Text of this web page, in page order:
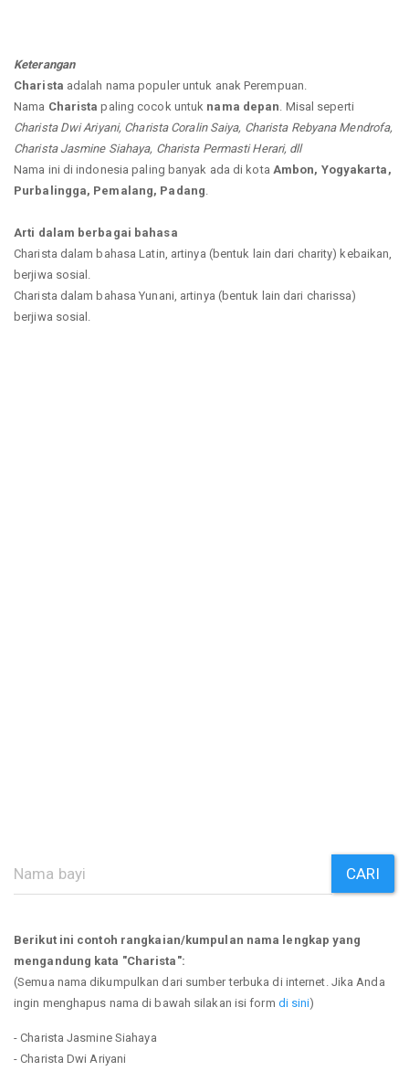
Keterangan
Charista adalah nama populer untuk anak Perempuan.
Nama Charista paling cocok untuk nama depan . Misal seperti
Charista Dwi Ariyani, Charista Coralin Saiya, Charista Rebyana Mendrofa,
Charista Jasmine Siahaya, Charista Permasti Herari, dll
Nama ini di indonesia paling banyak ada di kota Ambon, Yogyakarta,
Purbalingga, Pemalang, Padang
Arti dalam berbagai bahasa
Charista dalam bahasa Latin, artinya (bentuk lain dari charity) kebaikan,
berjiwa sosial.
Charista dalam bahasa Yunani, artinya (bentuk lain dari charissa)
berjiwa sosial.
CARI
Berikut ini contoh rangkaian/kumpulan nama lengkap yang
mengandung kata "Charista":
(Semua nama dikumpulkan dari sumber terbuka di internet. Jika Anda
ingin menghapus nama di bawah silakan isi form di sini)
- Charista Jasmine Siahaya
- Charista Dwi Ariyani